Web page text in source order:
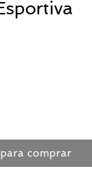
comprar